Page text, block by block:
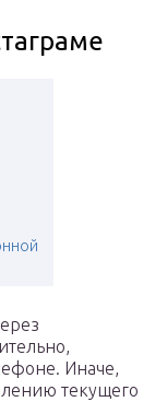
Иначе,
текущего